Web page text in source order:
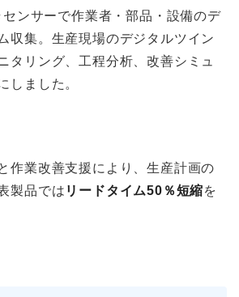
ンサーで作業者・部品・設備のデ
収集。生産現場のデジタルツイン
タリング、工程分析、改善シミュ
しました。
作業改善支援により、生産計画の
製品では リードタイム50％短縮を